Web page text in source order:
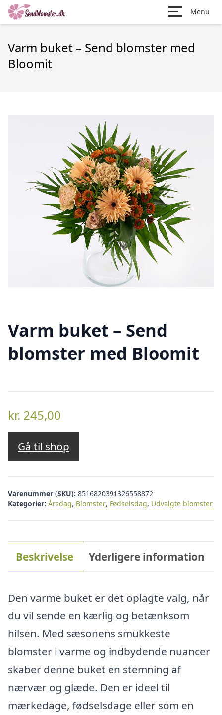
Menu
Varm buket – Send blomster med
Bloomit
Varm buket – Send
blomster med Bloomit
kr. 245,00
Gå til shop
Varenummer (SKU): 8516820391326558872
Kategorier: Årsdag, Blomster, Fødselsdag, Udvalgte blomster
Beskrivelse Yderligere information
Den varme buket er det oplagte valg, når
du vil sende en kærlig og betænksom
hilsen. Med sæsonens smukkeste
blomster i varme og indbydende nuancer
skaber denne buket en stemning af
nærvær og glæde. Den er ideel til
mærkedage, fødselsdage eller som en